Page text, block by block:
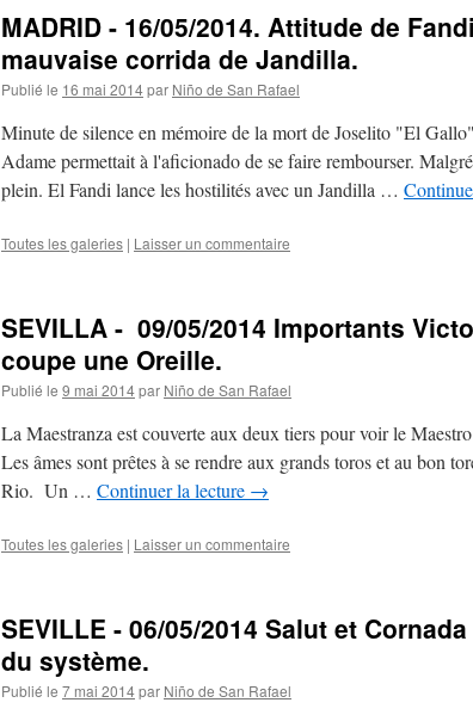
MADRID - 16/05/2014. Attitude de
mauvaise corrida de Jandilla.
Publié le 16 mai 2014par Niño de San Rafael
Minute de silence en mémoire de la mort de Joselito "El
Adame permettait à l'aficionado de se faire rembourser.
plein. El Fandi lance les hostilités avec un Jandilla …
Toutes les galeries | Laisser un commentaire
SEVILLA - 09/05/2014 Importants
coupe une Oreille.
Publié le 9 mai 2014par Niño de San Rafael
La Maestranza est couverte aux deux tiers pour voir le
Les âmes sont prêtes à se rendre aux grands toros et au bon
Rio. Un … Continuer la lecture →
Toutes les galeries | Laisser un commentaire
SEVILLE - 06/05/2014 Salut et
du système.
Publié le 7 mai 2014par Niño de San Rafael